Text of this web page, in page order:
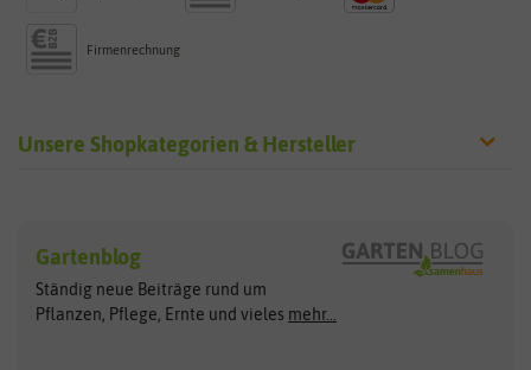
Firmenrechnung
Unsere Shopkategorien & Hersteller
Exotische Samen
Gemüsesamen
Gründünger
Arche Noah
ASB Greenworld
Clever Pots
COMPO
Gartenblog
Ständig neue Beiträge rund um
Pflanzen, Pflege, Ernte und vieles mehr...